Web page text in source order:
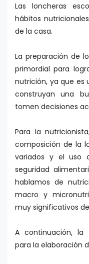
Las loncheras
hábitos
de la casa.
La preparación de
primordial para
nutrición, ya que es
construyan una
tomen decisiones
Para la
composición de la
variados y el uso
seguridad
hablamos de
macro y
muy significativos
A continuación, la
para la elaboración